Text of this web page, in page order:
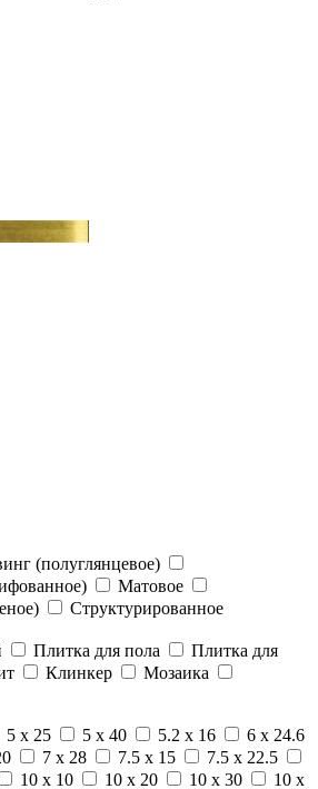
(полуглянцевое)
Матовое
Структурированное
Плитка для пола
Плитка для
Клинкер
Мозаика
5 x 25 5 x 40 5.2 x 16
6 x 24.6
7 x 28 7.5 x 15
7.5 x 22.5
10 x 10 10 x 20 10 x 30 10 x